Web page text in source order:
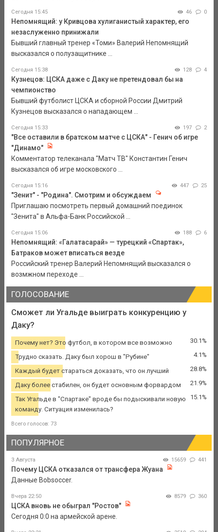
Сегодня 15:45 46 0
Непомнящий: у Кривцова хулиганистый характер, его
незаслуженно принижали
Бывший главный тренер «Томи» Валерий Непомнящий
высказался о полузащитнике ...
Сегодня 15:38 128 4
Кузнецов: ЦСКА даже с Даку не претендовал бы на
чемпионство
Бывший футболист ЦСКА и сборной России Дмитрий
Кузнецов высказался о нападающем ...
Сегодня 15:33 197 2
"Все оставили в братском матче с ЦСКА" - Генич об игре
"Динамо"
Комментатор телеканала "Матч ТВ" Константин Генич
высказался об игре московского ...
Сегодня 15:16 447 25
"Зенит" - "Родина". Смотрим и обсуждаем
Приглашаю посмотреть первый домашний поединок
"Зенита" в Альфа-Банк Российской ...
Сегодня 15:06 188 6
Непомнящий: «Галатасарай» — турецкий «Спартак»,
Батраков может вписаться везде
Российский тренер Валерий Непомнящий высказался о
возмжном переходе ...
ГОЛОСОВАНИЕ
Сможет ли Угальде выиграть конкуренцию у
Даку?
Почему нет? Это футбол, в котором все возможно 30.1%
Трудно сказать. Даку был хорош в "Рубине" 4.1%
Каждый будет стараться доказать, что он лучший 28.8%
Даку более стабилен, он будет основным форвардом 21.9%
Так Угальде в "Спартаке" вроде бы подыскивали новую
команду. Ситуация изменилась?
15.1%
Всего голосов: 73
ПОПУЛЯРНОЕ
3 Августа 15659 441
Почему ЦСКА отказался от трансфера Жуана
Данные Bobsoccer.
Вчера 22:50 8579 360
ЦСКА вновь не обыграл "Ростов"
Сегодня 0:0 на армейской арене.